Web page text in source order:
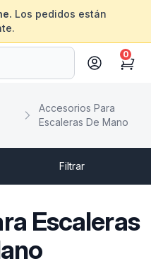
Los pedidos están
Cart
0
Accesorios Para
Escaleras De Mano
Filtrar
Escaleras